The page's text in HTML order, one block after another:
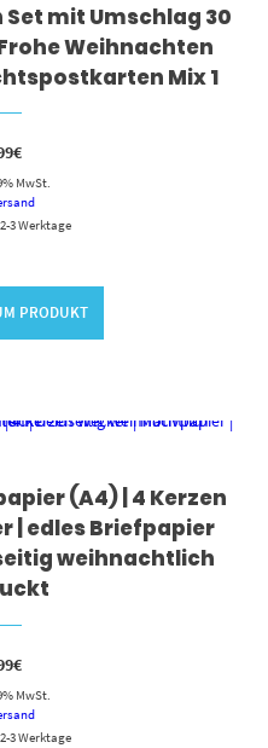
mit Umschlag 30
Weihnachten
Mix 1
€
MwSt.
3 Werktage
PRODUKT
(A4) | 4 Kerzen
| edles Briefpapier
weihnachtlich
€
MwSt.
3 Werktage